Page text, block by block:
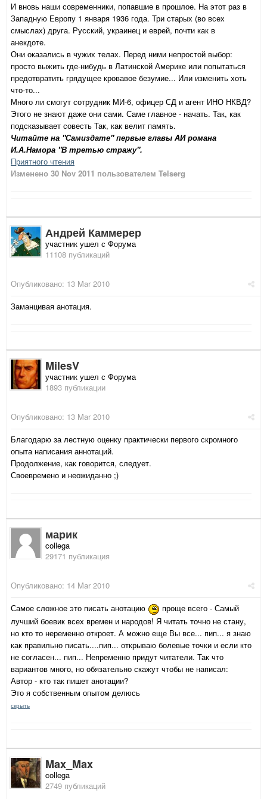
И вновь наши современники, попавшие в прошлое. На этот раз в
Западную Европу 1 января 1936 года. Три старых (во всех
смыслах) друга. Русский, украинец и еврей, почти как в
анекдоте.
Они оказались в чужих телах. Перед ними непростой выбор:
просто выжить где-нибудь в Латинской Америке или попытаться
предотвратить грядущее кровавое безумие... Или изменить хоть
что-то...
Много ли смогут сотрудник МИ-6, офицер СД и агент ИНО НКВД?
Этого не знают даже они сами. Саме главное - начать. Так, как
подсказывает совесть Так, как велит память.
Читайте на "Самиздате" первые главы АИ романа
И.А.Намора "В третью стражу".
Приятного чтения
Изменено 30 Nov 2011 пользователем Telserg
Андрей Каммерер
участник ушел с Форума
11108 публикаций
Опубликовано: 13 Mar 2010
Заманцивая анотация.
MilesV
участник ушел с Форума
1893 публикации
Опубликовано: 13 Mar 2010
Благодарю за лестную оценку практически первого скромного
опыта написания аннотаций.
Продолжение, как говорится, следует.
Своевремено и неожиданно ;)
марик
collega
29171 публикация
Опубликовано: 14 Mar 2010
Самое сложное это писать анотацию
проще всего - Самый
лучший боевик всех времен и народов! Я читать точно не стану,
но кто то неременно откроет. А можно еще Вы все... пип... я знаю
как правильно писать....пип... открываю болевые точки и если кто
не согласен... пип... Непременно придут читатели. Так что
вариантов много, но обязательно скажут чтобы не написал:
Автор - кто так пишет анотации?
Это я собственным опытом делюсь
скрыть
Max_Max
collega
2749 публикаций